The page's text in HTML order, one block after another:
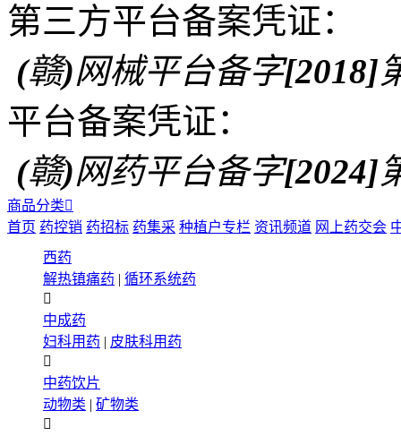
第三方平台备案凭证：
(赣)网械平台备字[2018]
平台备案凭证：
(赣)网药平台备字[2024]
商品分类
首页 药控销 药招标 药集采 种植户专栏 资讯频道 网上药交会
西药
解热镇痛药 | 循环系统药

中成药
妇科用药 | 皮肤科用药

中药饮片
动物类 | 矿物类
